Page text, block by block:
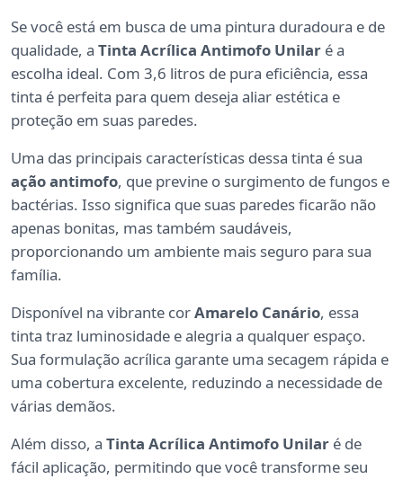
Se você está em busca de uma pintura duradoura e de
qualidade, a Tinta Acrílica Antimofo Unilar é a
escolha ideal. Com 3,6 litros de pura eficiência, essa
tinta é perfeita para quem deseja aliar estética e
proteção em suas paredes.
Uma das principais características dessa tinta é sua
ação antimofo, que previne o surgimento de fungos e
bactérias. Isso significa que suas paredes ficarão não
apenas bonitas, mas também saudáveis,
proporcionando um ambiente mais seguro para sua
família.
Disponível na vibrante corAmarelo Canário, essa
tinta traz luminosidade e alegria a qualquer espaço.
Sua formulação acrílica garante uma secagem rápida e
uma cobertura excelente, reduzindo a necessidade de
várias demãos.
Além disso, a Tinta Acrílica Antimofo Unilar é de
fácil aplicação, permitindo que você transforme seu